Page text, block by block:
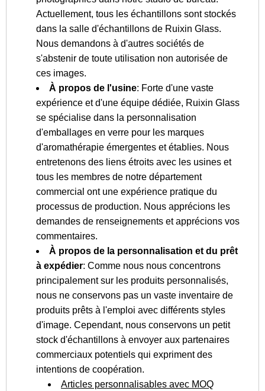
Actuellement, tous les échantillons sont stockés
dans la salle d'échantillons de Ruixin Glass.
Nous demandons à d'autres sociétés de
s'abstenir de toute utilisation non autorisée de
ces images.
À propos de l'usine: Forte d'une vaste
expérience et d'une équipe dédiée, Ruixin Glass
se spécialise dans la personnalisation
d'emballages en verre pour les marques
d'aromathérapie émergentes et établies. Nous
entretenons des liens étroits avec les usines et
tous les membres de notre département
commercial ont une expérience pratique du
processus de production. Nous apprécions les
demandes de renseignements et apprécions vos
commentaires.
À propos de la personnalisation et du prêt
à expédier: Comme nous nous concentrons
principalement sur les produits personnalisés,
nous ne conservons pas un vaste inventaire de
produits prêts à l'emploi avec différents styles
d'image. Cependant, nous conservons un petit
stock d'échantillons à envoyer aux partenaires
commerciaux potentiels qui expriment des
intentions de coopération.
Articles personnalisables avec MOQ